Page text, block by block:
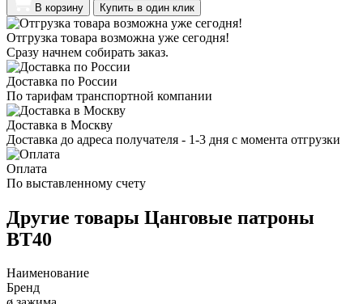
В корзину Купить в один клик
Отгрузка товара возможна уже сегодня!
Сразу начнем собирать заказ.
Доставка по России
По тарифам транспортной компании
Доставка в Москву
Доставка до адреса получателя - 1-3 дня с момента отгрузки
Оплата
По выставленному счету
Другие товары Цанговые патроны
BT40
Наименование
Бренд